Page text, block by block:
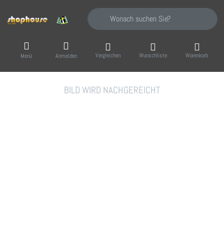
Geben Sie einen Suchbegriff ein. Während
Menü Anmelden Vergleichen Wunschliste Warenkorb